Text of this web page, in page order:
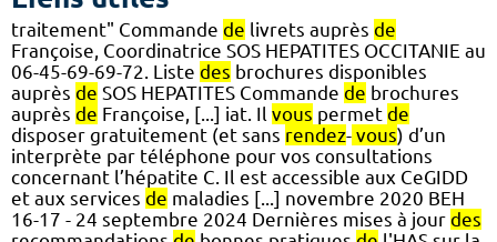
traitement" Commande de livrets auprès de
Françoise, Coordinatrice SOS HEPATITES OCCITANIE au
06-45-69-69-72. Liste des brochures disponibles
auprès de SOS HEPATITES Commande de brochures
auprès de Françoise, [...] iat. Il vous permet de
disposer gratuitement (et sans rendez- vous) d’un
interprète par téléphone pour vos consultations
concernant l’hépatite C. Il est accessible aux CeGIDD
et aux services de maladies [...] novembre 2020 BEH
16-17 - 24 septembre 2024 Dernières mises à jour des